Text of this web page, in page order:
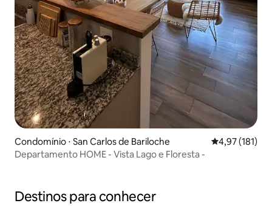
Condomínio ⋅ San Carlos de Bariloche 4,97 de uma
4,97 (181)
Departamento HOME - Vista Lago e Floresta -
Destinos para conhecer